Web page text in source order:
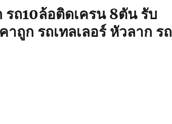
รถ10ล้อติดเครน 8ตัน รับ
าถูก รถเทลเลอร์ หัวลาก รถ